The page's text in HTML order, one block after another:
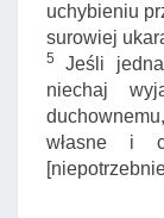
uchybieniu
surowiej
5 Jeśli
niechaj
własne i